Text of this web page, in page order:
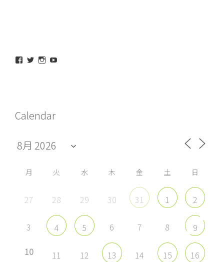
maeda_kazuaki@me.com
ィ
ー
を
Facebook
示
maedakazuaki
さ
ィ
ー
を
Twitter
maede_kazuaki
ィ
ー
を
Instagram
YouTube
示
Calendar
月 火 水 木 金 土 日
27 28 29 30 31 1 2
3 4 5 6 7 8 9
10 11 12 13 14 15 16